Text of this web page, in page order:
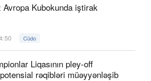
Avropa Kubokunda iştirak
Cüdo
Liqasının pley-off
rəqibləri müəyyənləşib